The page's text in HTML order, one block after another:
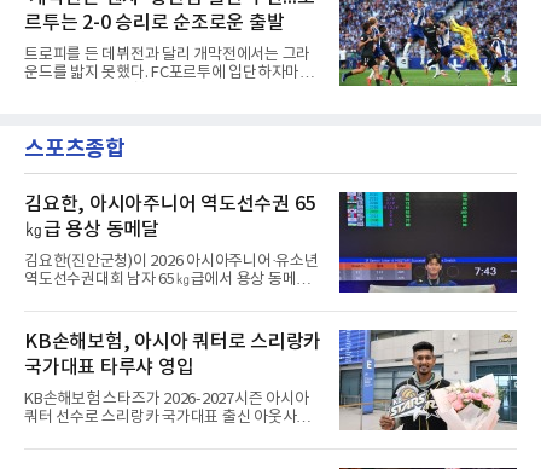
효과도 기대된다. K리그1
은 2029년까지 3년이며, 등번호는 12번이다. 구
체적인 이적료는 공개되지 않았으나 영국 BBC
는 PSG가 왼쪽 풀백 디뉴의 바이아웃인 850만
파운드(약 162억원)를 애스턴 빌라에 지불하기
로 했다고 전했다.돌아오는 길은 길었다. 프랑스
프랑스컵 1회, 리그컵 2회 우승 등을 경험했다.
이후 AS로마 임대와 바르셀로나(스페
르투는 2-0 승리로 순조로운 출발
트로피를 든 데뷔전과 달리 개막전에서는 그라
운드를 밟지 못했다. FC포르투에 입단하자마자
이스타디우 두 드라강에서 열린 알베르카와의
2026-2027 포르투갈 프리메이라리가 1라운드
킥에서 나왔다. 전반 9분 안드레 실바가 상대 골
키퍼의 반칙으로 얻은 페널티킥을 직접 성공시
켰고, 전반 44분에는 가브리 베이가가 또 한 번
의 페널티킥을 침착하게 마무리했다.이로써 지
난 시즌 챔피언 포르투는 리그 2연패이자 통산
32번째 우승을 향한 첫발을 기분 좋
스포츠종합
김요한, 아시아주니어 역도선수권 65
㎏급 용상 동메달
김요한(진안군청)이 2026 아시아주니어·유소년
역도선수권대회 남자 65㎏급에서 용상 동메달
탄 타슈켄트에서 열린 경기에서 용상 156㎏으
로 3위에 올랐다. 인상은 123㎏으로 8위였고, 합
계 279㎏을 기록해 종합 5위로 대회를 마쳤다.
우승은 인상 134㎏, 용상 157㎏, 합계 291㎏으
로 세 부문을 석권한 베트남의 호앙 상 탁이 차지
했다. 인도의 마하라잔 아루무가판디안이 합계
285㎏(인상 128㎏·용상 157㎏)으로 2위, 카자
KB손해보험, 아시아 쿼터로 스리랑카
국가대표 타루샤 영입
KB손해보험 스타즈가 2026-2027시즌 아시아
쿼터 선수로 스리랑카 국가대표 출신 아웃사이
입했다.타루샤는 국가대표팀 일정을 마치고 10